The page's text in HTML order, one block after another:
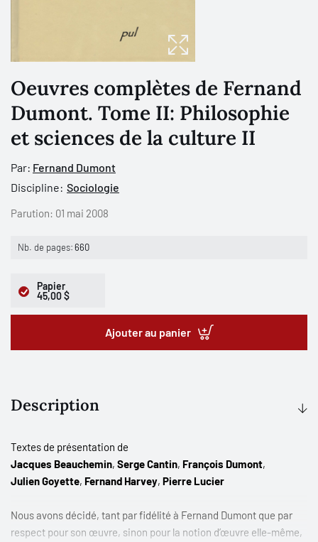
Oeuvres complètes de Fernand
Dumont. Tome II: Philosophie
et sciences de la culture II
Par: Fernand Dumont
Discipline: Sociologie
Parution: 01 mai 2008
Nb. de pages:660
Papier
45,00 $
Ajouter au panier
Description
Textes de présentation de
Jacques Beauchemin, Serge Cantin, François Dumont,
Julien Goyette, Fernand Harvey, Pierre Lucier
Nous avons décidé, tant par fidélité à Fernand Dumont que par
respect pour son œuvre, sinon pour la notion d’œuvre elle-même,